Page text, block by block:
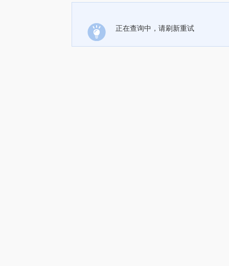
正在查询中，请刷新重试